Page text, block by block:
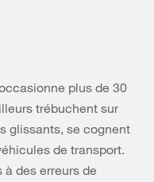
plus de 30
trébuchent sur
glissants, se cognent
de transport.
des erreurs de